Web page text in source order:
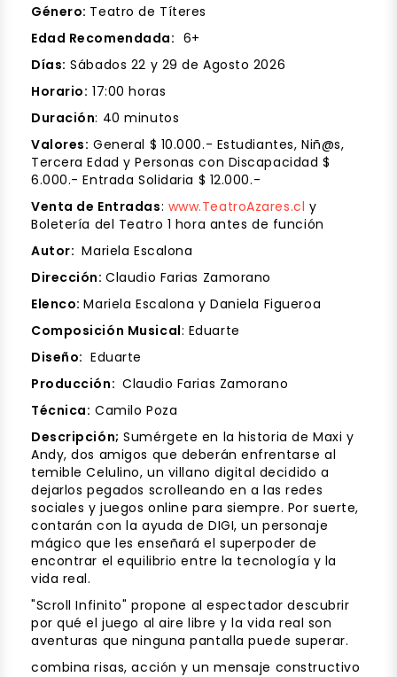
Género: Teatro de Títeres
Edad Recomendada: 6+
Días: Sábados 22 y 29 de Agosto 2026
Horario: 17:00 horas
Duración: 40 minutos
Valores: General $ 10.000.- Estudiantes, Niñ@s,
Tercera Edad y Personas con Discapacidad $
6.000.- Entrada Solidaria $ 12.000.-
Venta de Entradas: www.TeatroAzares.cl y
Boletería del Teatro 1 hora antes de función
Autor: Mariela Escalona
Dirección:Claudio Farias Zamorano
Elenco:Mariela Escalona y Daniela Figueroa
Composición Musical: Eduarte
Diseño: Eduarte
Producción: Claudio Farias Zamorano
Técnica: Camilo Poza
Descripción; Sumérgete en la historia de Maxi y
Andy, dos amigos que deberán enfrentarse al
temible Celulino, un villano digital decidido a
dejarlos pegados scrolleando en a las redes
sociales y juegos online para siempre. Por suerte,
contarán con la ayuda de DIGI, un personaje
mágico que les enseñará el superpoder de
encontrar el equilibrio entre la tecnología y la
vida real.
"Scroll Infinito" propone al espectador descubrir
por qué el juego al aire libre y la vida real son
aventuras que ninguna pantalla puede superar.
combina risas, acción y un mensaje constructivo